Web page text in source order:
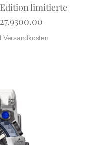
limitierte
Versandkosten